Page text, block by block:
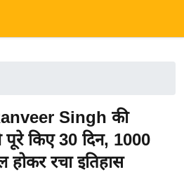
Singh की
किए 30 दिन, 1000
रचा इतिहास